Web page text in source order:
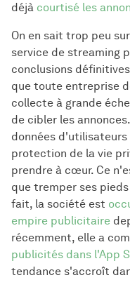
déjà courtisé les
On en sait trop peu
service de streaming
conclusions
que toute entreprise
collecte à grande
de cibler les
données
protection de la vie
prendre à cœur. Ce
que tremper ses
fait, la société est
empire publicitaire
récemment, elle a
publicités dans l'App
tendance s'accroît